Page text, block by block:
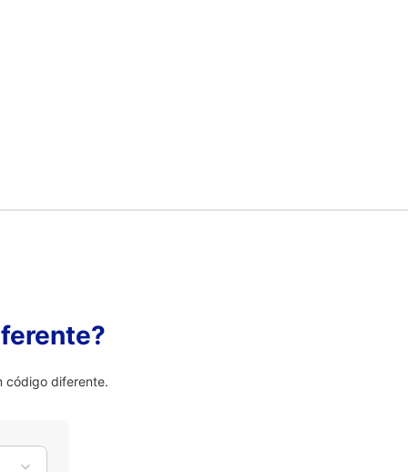
código diferente.